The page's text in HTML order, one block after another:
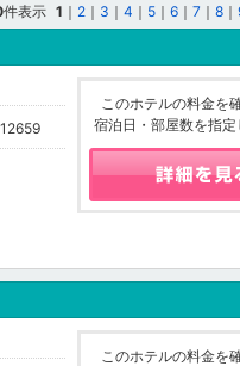
件表示 1 ｜ 2 ｜ 3 ｜ 4 ｜ 5 ｜ 6 ｜ 7 ｜ 8 ｜
このホテルの料金を
宿泊日・部屋数を指
このホテルの料金を